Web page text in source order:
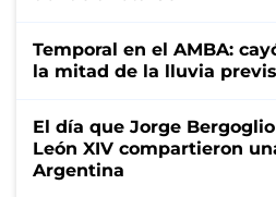
Temporal en el AMBA:
la mitad de la lluvia
El día que Jorge
León XIV compartieron
Argentina